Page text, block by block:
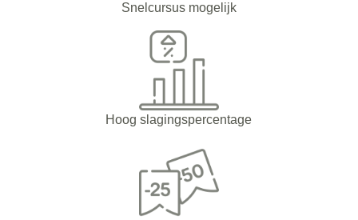
Snelcursus mogelijk
Hoog slagingspercentage